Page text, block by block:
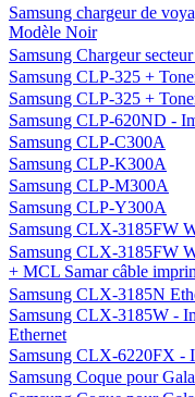
Samsung chargeur de
Modèle Noir
Samsung Chargeur
Samsung CLP-325 +
Samsung CLP-325 +
Samsung CLP-620ND -
Samsung CLP-C300A
Samsung CLP-K300A
Samsung CLP-M300A
Samsung CLP-Y300A
Samsung CLX-3185FW
Samsung CLX-3185FW
+ MCL Samar câble
Samsung CLX-3185N
Samsung CLX-3185W -
Ethernet
Samsung CLX-6220FX -
Samsung Coque pour